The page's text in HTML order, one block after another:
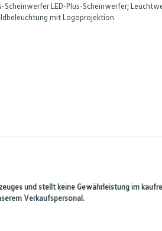
LED-Plus-Scheinwerfer;
mit Logoprojektion
und stellt keine Gewährleistung im
Verkaufspersonal.